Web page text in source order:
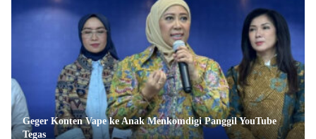
Geger Konten Vape ke Anak Menkomdigi Panggil YouTube
Tegas